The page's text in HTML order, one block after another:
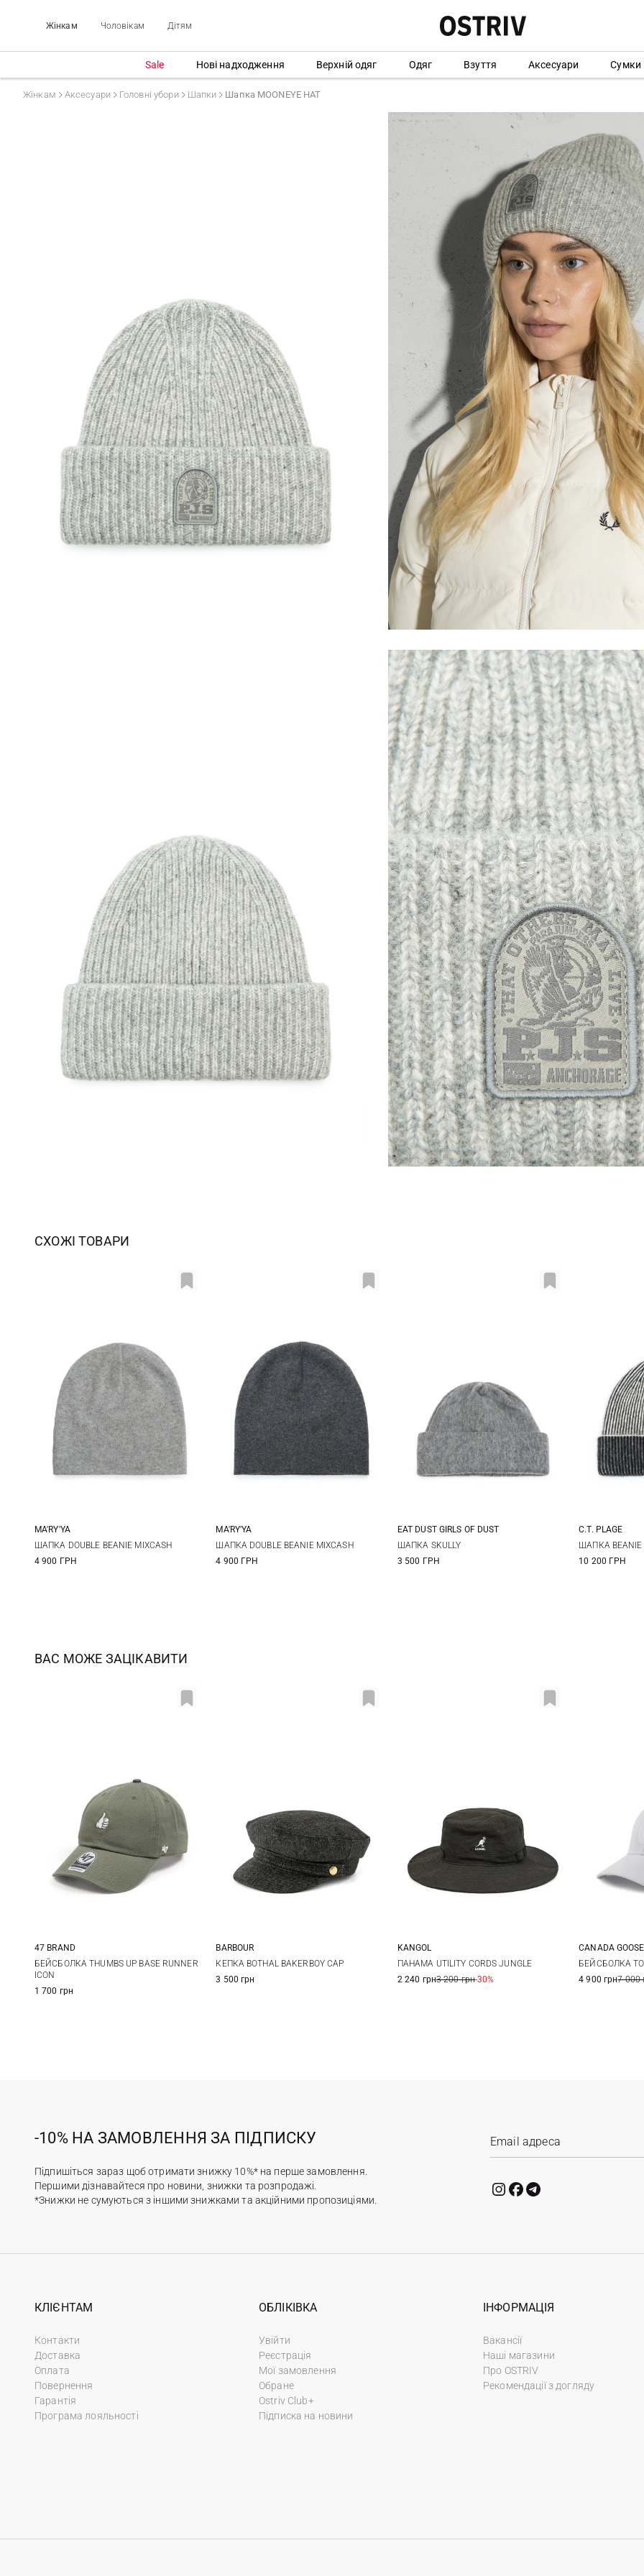
Жінкам Чоловікам Дітям
Sale Нові надходження Верхній одяг Одяг Взуття Аксесуари Сумки
Жінкам Аксесуари Головні убори Шапки Шапка MOONEYE HAT
СХОЖІ ТОВАРИ
One size
MA'RY'YA
ШАПКА DOUBLE BEANIE MIXCASH
4 900 ГРН
One size
MA'RY'YA
ШАПКА DOUBLE BEANIE MIXCASH
4 900 ГРН
S M
EAT DUST GIRLS OF DUST
ШАПКА SKULLY
3 500 ГРН
38 40
C.T. PLAGE
ШАПКА BEANIE
10 200 ГРН
ВАС МОЖЕ ЗАЦІКАВИТИ
One size
47 BRAND
БЕЙСБОЛКА THUMBS UP BASE RUNNER
ICON
1 700 грн
S M L
BARBOUR
КЕПКА BOTHAL BAKERBOY CAP
3 500 грн
S M L
KANGOL
ПАНАМА UTILITY CORDS JUNGLE
2 240 грн3 200 грн-30%
S/M
CANADA GOOSE
БЕЙСБОЛКА
4 900 грн7 000
-10% НА ЗАМОВЛЕННЯ ЗА ПІДПИСКУ
Підпишіться зараз щоб отримати знижку 10%* на перше замовлення.
Першими дізнавайтеся про новини, знижки та розпродажі.
*Знижки не сумуються з іншими знижками та акційними пропозиціями.
КЛІЄНТАМ
Контакти
Доставка
Оплата
Повернення
Гарантія
Програма лояльності
ОБЛІКІВКА
Увійти
Реєстрація
Мої замовлення
Обране
Ostriv Club+
Підписка на новини
ІНФОРМАЦІЯ
Вакансії
Наші магазини
Про OSTRIV
Рекомендації з догляду